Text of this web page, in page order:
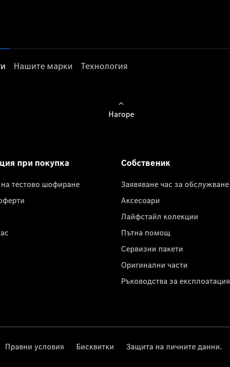
Нашите марки Технология
Нагоре
при покупка
тестово шофиране
Собственик
Заявяване час за обслужване
Аксесоари
Лайфстайл колекции
Пътна помощ
Сервизни пакети
Оригинални части
Ръководства за експлоатация
Правни условия Бисквитки Защита на личните данни.